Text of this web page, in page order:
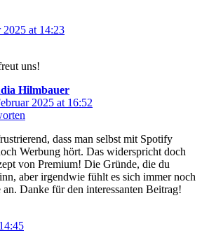
2025 at 14:23
uns!
Hilmbauer
2025 at 16:52
dass man selbst mit Spotify
Werbung hört. Das widerspricht doch
von Premium! Die Gründe, die du
aber irgendwie fühlt es sich immer noch
Danke für den interessanten Beitrag!